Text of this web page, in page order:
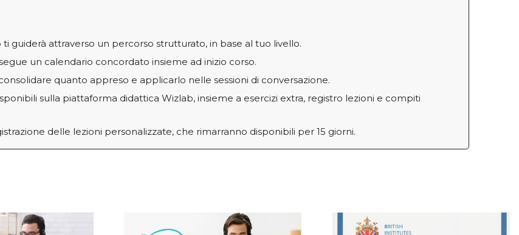
guiderà attraverso un percorso strutturato, in base al tuo livello.
un calendario concordato insieme ad inizio corso.
quanto appreso e applicarlo nelle sessioni di conversazione.
sulla piattaforma didattica Wizlab, insieme a esercizi extra, registro lezioni e compiti
delle lezioni personalizzate, che rimarranno disponibili per 15 giorni.